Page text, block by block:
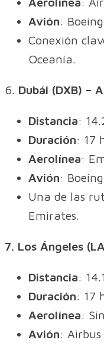
Avión:
Conexión
Oceanía.
6. Dubái (DXB) –
Distancia:
Duración: 17
Aerolínea:
Avión:
Una de las
Emirates.
7. Los Ángeles
Distancia:
Duración: 17
Aerolínea:
Avión: